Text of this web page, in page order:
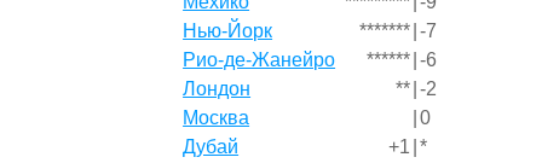
Нью-Йорк
******* -7
Рио-де-Жанейро
****** -6
Лондон
** -2
Москва
0
Дубай
+1 *